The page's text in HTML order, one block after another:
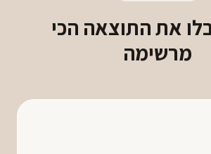
את התוצאה הכי
מרשימה